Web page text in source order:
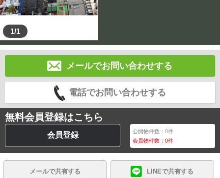
1/1
メールでお問い合わせする
電話でお問い合わせする
無料会員登録はこちら
会員登録 公開物件数：0件
会員物件数：0件
メールで共有する LINEで共有する